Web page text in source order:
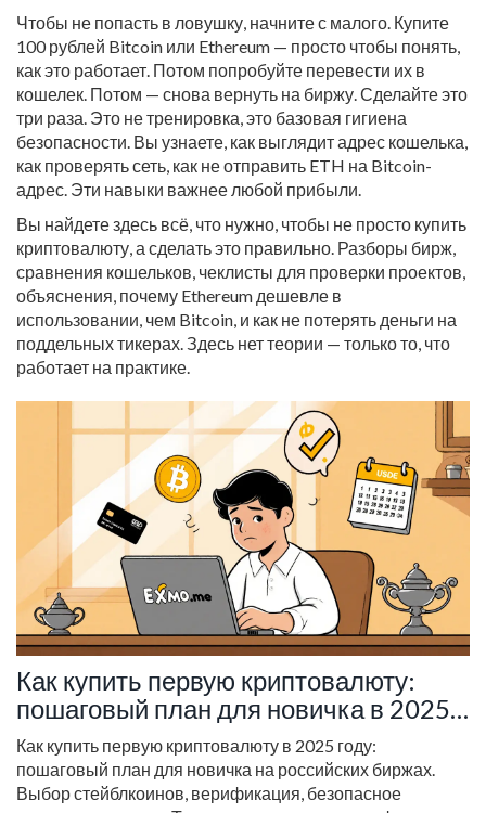
Чтобы не попасть в ловушку, начните с малого. Купите
100 рублей Bitcoin или Ethereum — просто чтобы понять,
как это работает. Потом попробуйте перевести их в
кошелек. Потом — снова вернуть на биржу. Сделайте это
три раза. Это не тренировка, это базовая гигиена
безопасности. Вы узнаете, как выглядит адрес кошелька,
как проверять сеть, как не отправить ETH на Bitcoin-
адрес. Эти навыки важнее любой прибыли.
Вы найдете здесь всё, что нужно, чтобы не просто купить
криптовалюту, а сделать это правильно. Разборы бирж,
сравнения кошельков, чеклисты для проверки проектов,
объяснения, почему Ethereum дешевле в
использовании, чем Bitcoin, и как не потерять деньги на
поддельных тикерах. Здесь нет теории — только то, что
работает на практике.
Как купить первую криптовалюту:
пошаговый план для новичка в 2025
году
Как купить первую криптовалюту в 2025 году:
пошаговый план для новичка на российских биржах.
Выбор стейблкоинов, верификация, безопасное